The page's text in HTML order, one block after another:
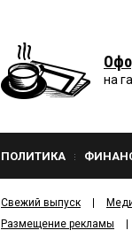
на
ПОЛИТИКА
Свежий выпуск
Размещение рекламы